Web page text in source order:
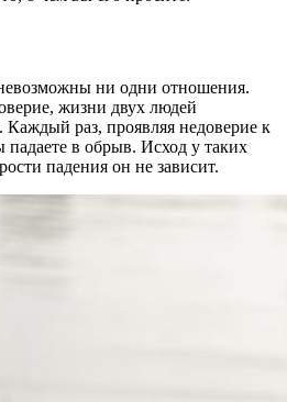
ни одни отношения.
жизни двух людей
Каждый раз, проявляя недоверие к
падаете в обрыв. Исход у таких
падения он не зависит.